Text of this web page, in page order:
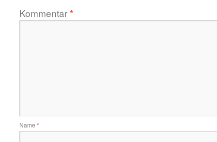
Kommentar*
Name *